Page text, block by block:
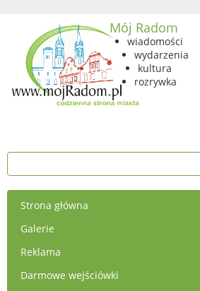
Mój Radom
wiadomości
wydarzenia
kultura
rozrywka
Strona główna
Galerie
Reklama
Darmowe wejściówki